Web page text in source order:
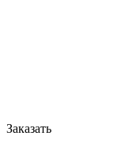
Заказать